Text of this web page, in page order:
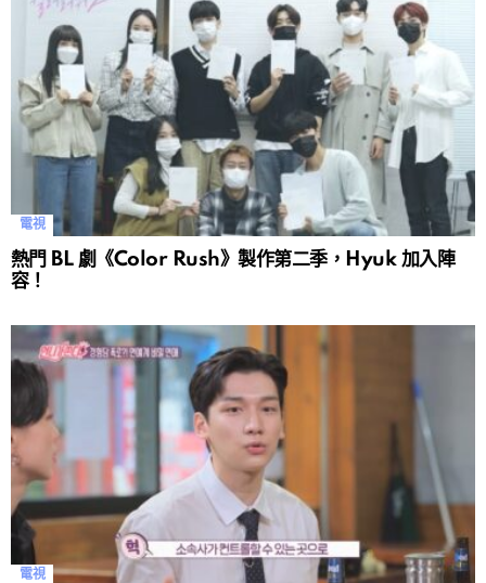
電視
熱門 BL 劇《Color Rush》製作第二季，Hyuk 加入陣
容！
電視